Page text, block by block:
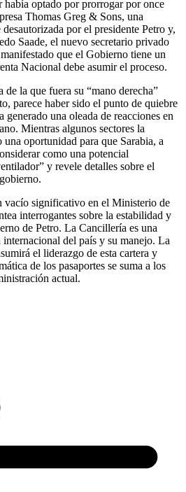
había optado por prorrogar por once
Thomas Greg & Sons, una
por el presidente Petro y,
Saade, el nuevo secretario privado
que el Gobierno tiene un
Nacional debe asumir el proceso.
la que fuera su “mano derecha”
parece haber sido el punto de quiebre
generado una oleada de reacciones en
Mientras algunos sectores la
oportunidad para que Sarabia, a
como una potencial
y revele detalles sobre el
vacío significativo en el Ministerio de
interrogantes sobre la estabilidad y
de Petro. La Cancillería es una
internacional del país y su manejo. La
el liderazgo de esta cartera y
de los pasaportes se suma a los
actual.